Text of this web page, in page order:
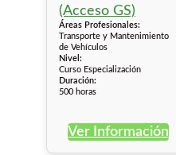
Áreas Profesionales:
Transporte y Mantenimiento
de Vehículos
Nivel:
Curso Especialización
Duración:
500 horas
Ver Información